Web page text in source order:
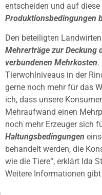
entscheiden und auf diese
Produktionsbedingungen
Den beteiligten
Mehrerträge zur Deckung
verbundenen Mehrkosten.
Tierwohlniveaus in der
gerne noch mehr für das
ich, dass unsere
Mehraufwand einen
noch mehr Erzeuger sich
Haltungsbedingungen
behandelt werden, die
wie die Tiere“, erklärt Ida
Weitere Informationen